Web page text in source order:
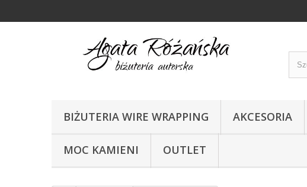
BIŻUTERIA WIRE WRAPPING AKCESORIA
MOC KAMIENI OUTLET